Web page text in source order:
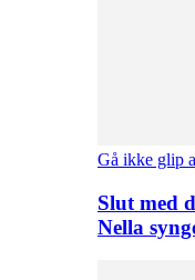
Gå ikke glip
Slut med
Nella